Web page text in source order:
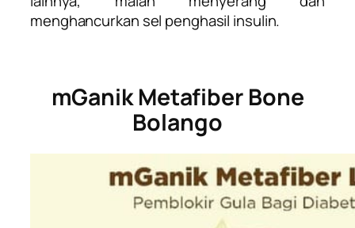
menghancurkan sel penghasil insulin.
mGanik Metafiber Bone
Bolango